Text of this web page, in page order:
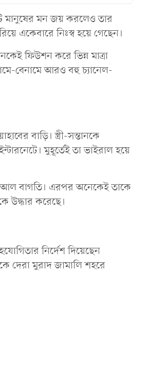
মানুষের মন জয় করলেও তার
একেবারে নিঃস্ব হয়ে গেছেন।
ফিউশন করে ভিন্ন মাত্রা
বেনামে আরও বহু চ্যানেল-
বাড়ি। স্ত্রী-সন্তানকে
মুহূর্তেই তা ভাইরাল হয়ে
আল বাগতি। এরপর অনেকেই তাকে
উদ্ধার করেছে।
নির্দেশ দিয়েছেন
দেরা মুরাদ জামালি শহরে